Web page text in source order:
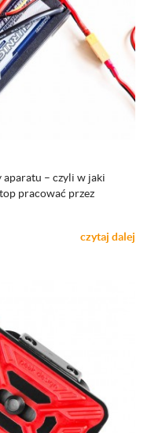
aparatu – czyli w jaki
pracować przez
czytaj dalej